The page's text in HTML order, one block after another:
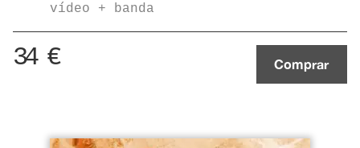
vídeo + banda
34 € Comprar